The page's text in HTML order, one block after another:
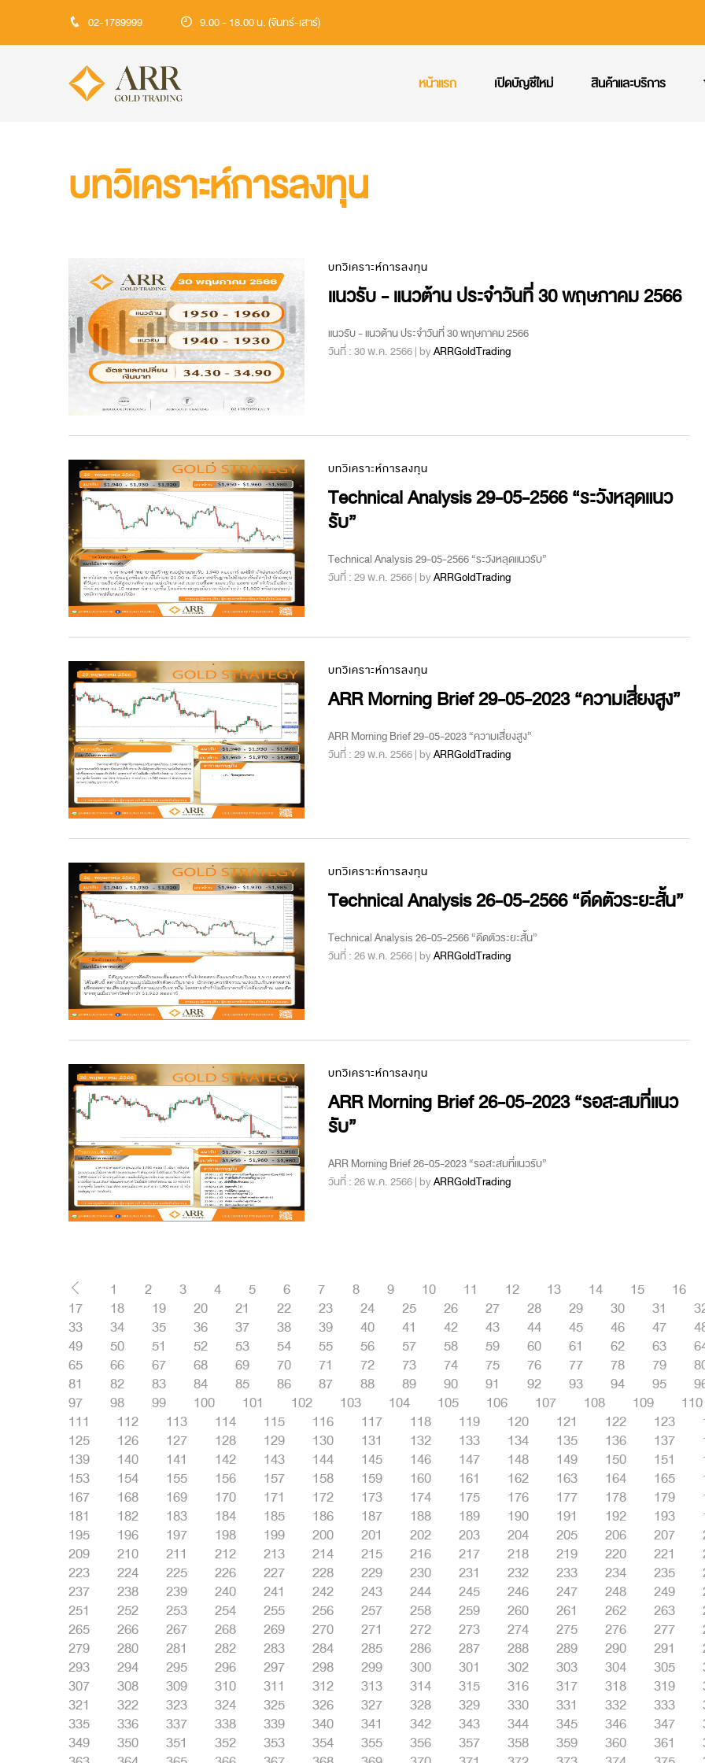
02-1789999 9.00 - 18.00 น. (จันทร์-เสาร์)
หน้าแรก เปิดบัญชีใหม่ สินค้าและบริการ
บทวิเคราะห์การลงทุน
บทวิเคราะห์การลงทุน
แนวรับ - แนวต้าน ประจำวันที่ 30 พฤษภาคม 2566
แนวรับ - แนวต้าน ประจำวันที่ 30 พฤษภาคม 2566
วันที่ : 30 พ.ค. 2566 | byARRGoldTrading
บทวิเคราะห์การลงทุน
Technical Analysis 29-05-2566 “ระวังหลุดแนว
รับ”
Technical Analysis 29-05-2566 “ระวังหลุดแนวรับ”
วันที่ : 29 พ.ค. 2566 | byARRGoldTrading
บทวิเคราะห์การลงทุน
ARR Morning Brief 29-05-2023 “ความเสี่ยงสูง”
ARR Morning Brief 29-05-2023 “ความเสี่ยงสูง”
วันที่ : 29 พ.ค. 2566 | byARRGoldTrading
บทวิเคราะห์การลงทุน
Technical Analysis 26-05-2566 “ดีดตัวระยะสั้น”
Technical Analysis 26-05-2566 “ดีดตัวระยะสั้น”
วันที่ : 26 พ.ค. 2566 | byARRGoldTrading
บทวิเคราะห์การลงทุน
ARR Morning Brief 26-05-2023 “รอสะสมที่แนว
รับ”
ARR Morning Brief 26-05-2023 “รอสะสมที่แนวรับ”
วันที่ : 26 พ.ค. 2566 | byARRGoldTrading
1 2 3 4 5 6 7 8 9 10 11 12 13 14 15
16
17
18 19 20 21 22 23 24 25 26 27 28 29 30 31
33
34 35 36 37 38 39 40 41 42 43 44 45 46 47
49
50 51 52 53 54 55 56 57 58 59 60 61 62 63
65
66 67 68 69 70 71 72 73 74 75 76 77 78 79
81
82 83 84 85 86 87 88 89 90 91 92 93 94 95
97
98 99 100 101 102 103 104 105 106 107 108 109
110
111
112 113 114 115 116 117 118 119 120 121 122 123
125
126 127 128 129 130 131 132 133 134 135 136 137
139
140 141 142 143 144 145 146 147 148 149 150 151
153
154 155 156 157 158 159 160 161 162 163 164 165
167
168 169 170 171 172 173 174 175 176 177 178 179
181
182 183 184 185 186 187 188 189 190 191 192 193
195
196 197 198 199 200 201 202 203 204 205 206 207
209
210 211 212 213 214 215 216 217 218 219 220 221
223
224 225 226 227 228 229 230 231 232 233 234 235
237
238 239 240 241 242 243 244 245 246 247 248 249
251
252 253 254 255 256 257 258 259 260 261 262 263
265
266 267 268 269 270 271 272 273 274 275 276 277
279
280 281 282 283 284 285 286 287 288 289 290 291
293
294 295 296 297 298 299 300 301 302 303 304 305
307
308 309 310 311 312 313 314 315 316 317 318 319
321
322 323 324 325 326 327 328 329 330 331 332 333
335
336 337 338 339 340 341 342 343 344 345 346 347
349
350 351 352 353 354 355 356 357 358 359 360 361